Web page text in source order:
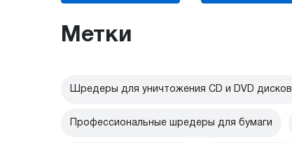
Метки
Шредеры для уничтожения CD и DVD дисков
Профессиональные шредеры для бумаги